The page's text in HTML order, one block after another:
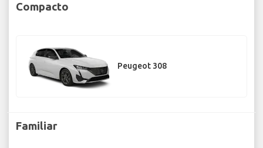
Compacto
Peugeot 308
Familiar